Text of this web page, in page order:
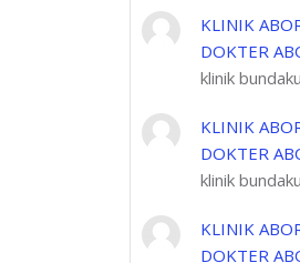
KLINIK
DOKTER
klinik
KLINIK
DOKTER
klinik
KLINIK
DOKTER